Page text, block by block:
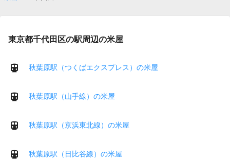
東京都千代田区の駅周辺の米屋
秋葉原駅（つくばエクスプレス）の米屋
秋葉原駅（山手線）の米屋
秋葉原駅（京浜東北線）の米屋
秋葉原駅（日比谷線）の米屋